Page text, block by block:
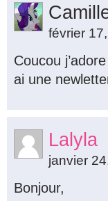
février
Coucou
ai une
Lalyla
janvier
Bonjour,